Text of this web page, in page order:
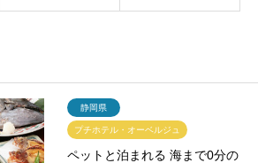
静岡県
プチホテル・オーベルジュ
ペットと泊まれる 海まで0分の